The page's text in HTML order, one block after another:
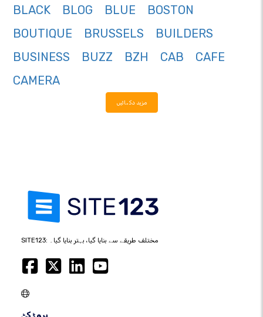
BLACK
BLOG BLUE
BOSTON
BOUTIQUE
BRUSSELS
BUILDERS
BUSINESS
BUZZ BZH CAB
CAFE
CAMERA
مزید دکھائیں
SITE123: مختلف طریقے سے بنایا گیا، بہتر بنایا گیا۔